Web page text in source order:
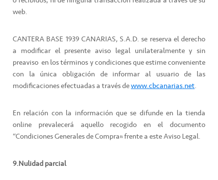
web.
CANTERA BASE 1939 CANARIAS, S.A.D. se reserva el derecho
a modificar el presente aviso legal unilateralmente y sin
preaviso en los términos y condiciones que estime conveniente
con la única obligación de informar al usuario de las
modificaciones efectuadas a través dewww.cbcanarias.net.
En relación con la información que se difunde en la tienda
online prevalecerá aquello recogido en el documento
“Condiciones Generales de Compra” frente a este Aviso Legal.
9.Nulidad parcial